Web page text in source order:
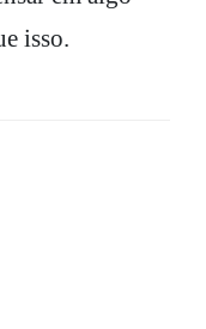
isso.